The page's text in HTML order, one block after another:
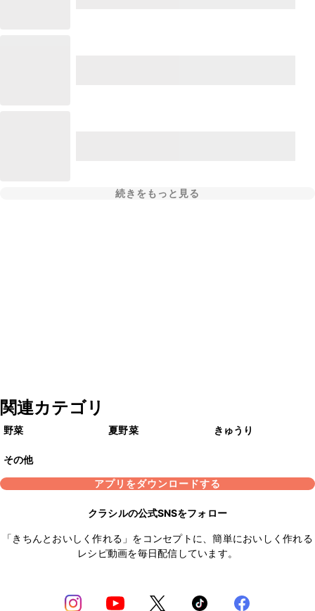
続きをもっと見る
関連カテゴリ
野菜 夏野菜 きゅうり
その他
アプリをダウンロードする
クラシルの公式SNSをフォロー
「きちんとおいしく作れる」をコンセプトに、簡単においしく作れる
レシピ動画を毎日配信しています。